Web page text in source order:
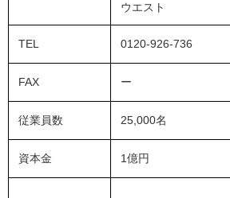
ウエスト
TEL 0120-926-736
FAX ー
従業員数 25,000名
資本金 1億円